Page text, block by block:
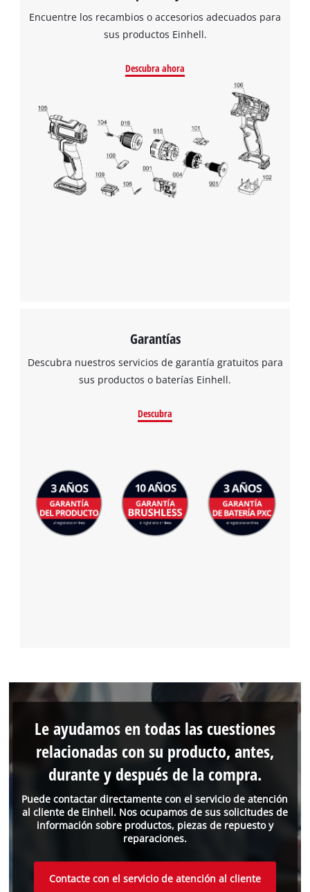
Encuentre los recambios o accesorios adecuados para
sus productos Einhell.
Descubra ahora
Garantías
Descubra nuestros servicios de garantía gratuitos para
sus productos o baterías Einhell.
Descubra
Puede contactar directamente con el servicio de atención
al cliente de Einhell. Nos ocupamos de sus solicitudes de
información sobre productos, piezas de repuesto y
reparaciones.
Le ayudamos en todas las cuestiones
relacionadas con su producto, antes,
durante y después de la compra.
Contacte con el servicio de atención al cliente